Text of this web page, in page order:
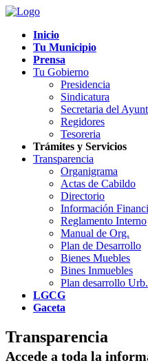
Inicio
Tu Municipio
Prensa
Tu Gobierno
Presidencia
Sindicatura
Secretaria del Ayunt
Regidores
Tesoreria
Trámites y Servicios
Transparencia
Organigrama
Actas de Cabildo
Directorio
Información
Reglamento Interno
Manual de Org.
Plan de Desarrollo
Bienes Muebles
Bines Inmuebles
Plan desarrollo Urb.
LGCG
Gaceta
Transparencia
Accede a toda la